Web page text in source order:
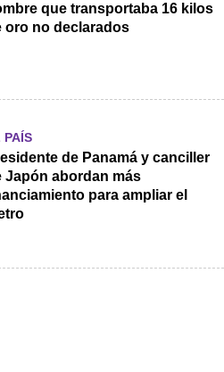
que transportaba 16 kilos
oro no declarados
PAÍS
de Panamá y canciller
Japón abordan más
para ampliar el